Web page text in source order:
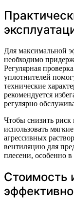
Для максимальной
необходимо
Регулярная
уплотнителей
технические
рекомендуется
регулярно
Чтобы снизить риск
использовать
агрессивных
вентиляцию для
плесени, особенно
Стоимость